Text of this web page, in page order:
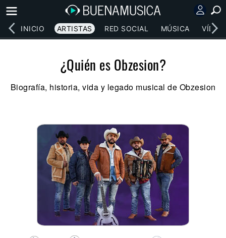
INICIO ARTISTAS RED SOCIAL MÚSICA
¿Quién es Obzesion?
Biografía, historia, vida y legado musical de Obzesion